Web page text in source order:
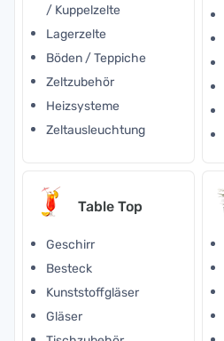
/ Kuppelzelte
Lagerzelte
Böden / Teppiche
Zeltzubehör
Heizsysteme
Zeltausleuchtung
Table Top
Geschirr
Besteck
Kunststoffgläser
Gläser